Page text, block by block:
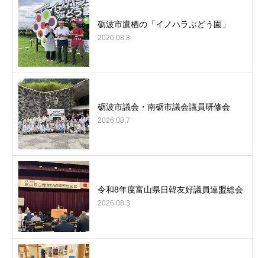
砺波市鷹栖の「イノハラぶどう園」
2026.08.8
砺波市議会・南砺市議会議員研修会
2026.08.7
令和8年度富山県日韓友好議員連盟総会
2026.08.3